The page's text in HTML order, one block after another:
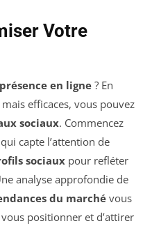
Votre
en ligne ? En
efficaces, vous pouvez
sociaux. Commencez
qui capte l’attention de
sociaux pour refléter
analyse approfondie de
du marché vous
positionner et d’attirer